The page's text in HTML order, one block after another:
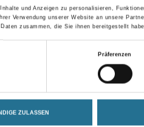
und Anzeigen zu personalisieren,
Verwendung unserer Website an unsere
zusammen, die Sie ihnen bereitgestellt
Präferenzen
ZULASSEN